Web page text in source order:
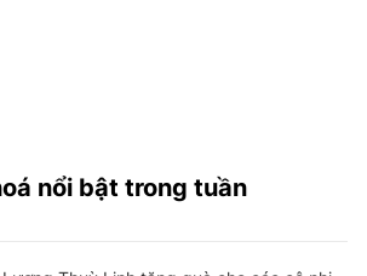
nổi bật trong tuần